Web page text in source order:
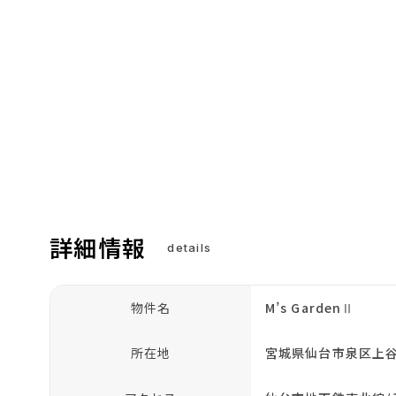
詳細情報 details
物件名 M’s GardenⅡ
所在地 宮城県仙台市泉区上